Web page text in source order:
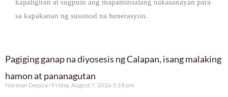
kapaligiran at sugpuin ang mapaminsalang nakasanayan para
sa kapakanan ng susunod na henerasyon.
Pagiging ganap na diyosesis ng Calapan, isang malaking
hamon at pananagutan
Norman Dequia Friday, August 7, 2026 5:18 pm